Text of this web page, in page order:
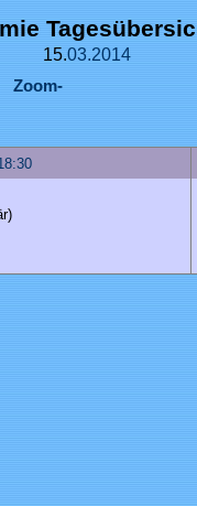
15.03.2014
Zoom-